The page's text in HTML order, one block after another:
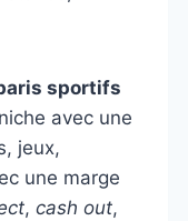
sportifs
avec une
jeux,
une marge
, cash out,